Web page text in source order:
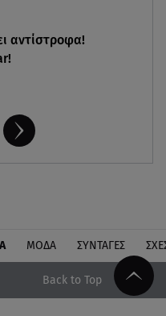
αντίστροφα!
ΜΟΔΑ ΣΥΝΤΑΓΕΣ
Back to Top